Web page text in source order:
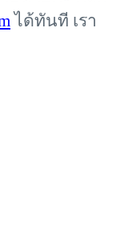
ได้ทันที เรา